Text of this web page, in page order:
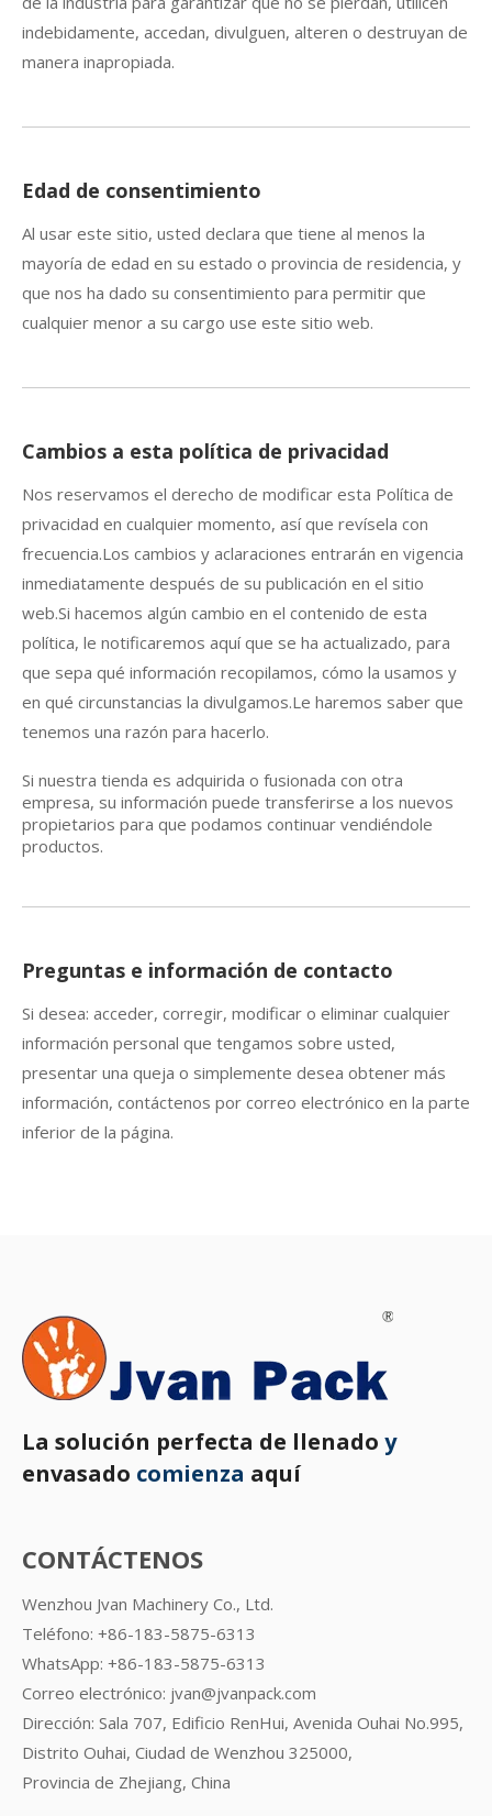
indebidamente, accedan, divulguen, alteren o destruyan de
manera inapropiada.
Edad de consentimiento
Al usar este sitio, usted declara que tiene al menos la
mayoría de edad en su estado o provincia de residencia, y
que nos ha dado su consentimiento para permitir que
cualquier menor a su cargo use este sitio web.
Cambios a esta política de privacidad
Nos reservamos el derecho de modificar esta Política de
privacidad en cualquier momento, así que revísela con
frecuencia.Los cambios y aclaraciones entrarán en vigencia
inmediatamente después de su publicación en el sitio
web.Si hacemos algún cambio en el contenido de esta
política, le notificaremos aquí que se ha actualizado, para
que sepa qué información recopilamos, cómo la usamos y
en qué circunstancias la divulgamos.Le haremos saber que
tenemos una razón para hacerlo.
Si nuestra tienda es adquirida o fusionada con otra
empresa, su información puede transferirse a los nuevos
propietarios para que podamos continuar vendiéndole
productos.
Preguntas e información de contacto
Si desea: acceder, corregir, modificar o eliminar cualquier
información personal que tengamos sobre usted,
presentar una queja o simplemente desea obtener más
información, contáctenos por correo electrónico en la parte
inferior de la página.
La solución perfecta de llenado y
envasado comienza aquí
CONTÁCTENOS
Wenzhou Jvan Machinery Co., Ltd.
Teléfono: +86-183-5875-6313
WhatsApp: +86-183-5875-6313
Correo electrónico: jvan@jvanpack.com
Dirección: Sala 707, Edificio RenHui, Avenida Ouhai No.995,
Distrito Ouhai, Ciudad de Wenzhou 325000,
Provincia de Zhejiang, China